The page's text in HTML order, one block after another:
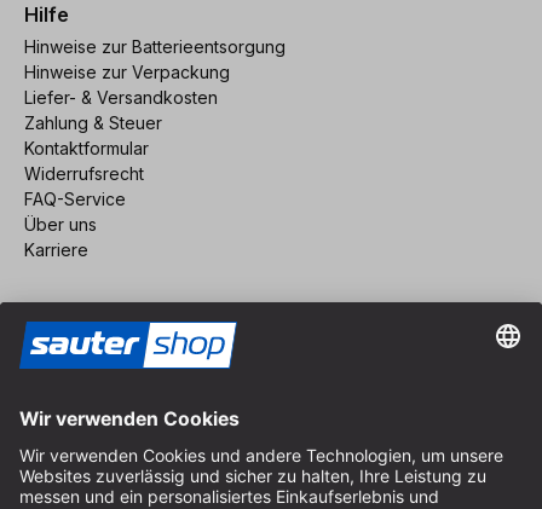
Hilfe
Hinweise zur Batterieentsorgung
Hinweise zur Verpackung
Liefer- & Versandkosten
Zahlung & Steuer
Kontaktformular
Widerrufsrecht
FAQ-Service
Über uns
Karriere
Impressum